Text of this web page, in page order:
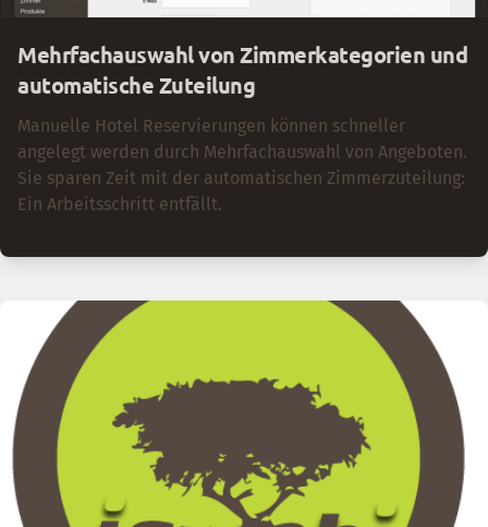
Mehrfachauswahl von Zimmerkategorien und
automatische Zuteilung
Manuelle Hotel Reservierungen können schneller
angelegt werden durch Mehrfachauswahl von Angeboten.
Sie sparen Zeit mit der automatischen Zimmerzuteilung:
Ein Arbeitsschritt entfällt.